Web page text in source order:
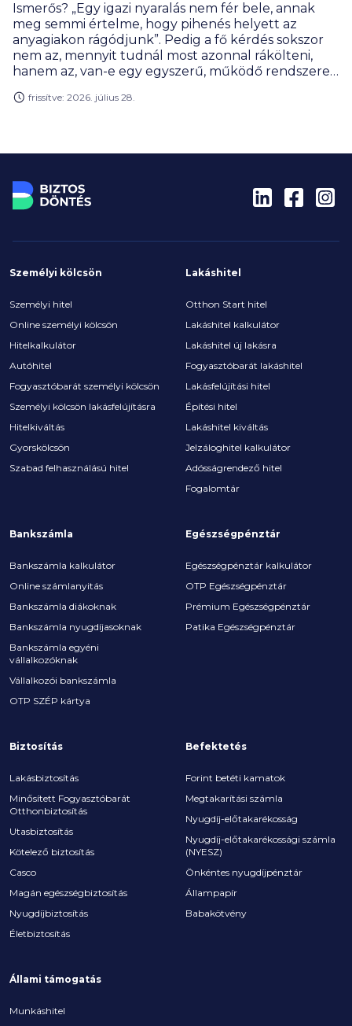
Ismerős? „Egy igazi nyaralás nem fér bele, annak
meg semmi értelme, hogy pihenés helyett az
anyagiakon rágódjunk”. Pedig a fő kérdés sokszor
nem az, mennyit tudnál most azonnal rákölteni,
hanem az, van-e egy egyszerű, működő rendszered
fizetnivalókat, pár okos nyaralás-hackkel faragsz a
lemondani az idei, vagy a következő évek
frissítve: 2026. július 28.
Személyi kölcsön
Személyi hitel
Online személyi kölcsön
Hitelkalkulátor
Autóhitel
Fogyasztóbarát személyi kölcsön
Személyi kölcsön lakásfelújításra
Hitelkiváltás
Gyorskölcsön
Szabad felhasználású hitel
Lakáshitel
Otthon Start hitel
Lakáshitel kalkulátor
Lakáshitel új lakásra
Fogyasztóbarát lakáshitel
Lakásfelújítási hitel
Építési hitel
Lakáshitel kiváltás
Jelzáloghitel kalkulátor
Adósságrendező hitel
Fogalomtár
Bankszámla
Bankszámla kalkulátor
Online számlanyitás
Bankszámla diákoknak
Bankszámla nyugdíjasoknak
Bankszámla egyéni
vállalkozóknak
Vállalkozói bankszámla
OTP SZÉP kártya
Egészségpénztár
Egészségpénztár kalkulátor
OTP Egészségpénztár
Prémium Egészségpénztár
Patika Egészségpénztár
Biztosítás
Lakásbiztosítás
Minősített Fogyasztóbarát
Otthonbiztosítás
Utasbiztosítás
Kötelező biztosítás
Casco
Magán egészségbiztosítás
Nyugdíjbiztosítás
Életbiztosítás
Befektetés
Forint betéti kamatok
Megtakarítási számla
Nyugdíj-előtakarékosság
Nyugdíj-előtakarékossági számla
(NYESZ)
Önkéntes nyugdíjpénztár
Állampapír
Babakötvény
Állami támogatás
Munkáshitel